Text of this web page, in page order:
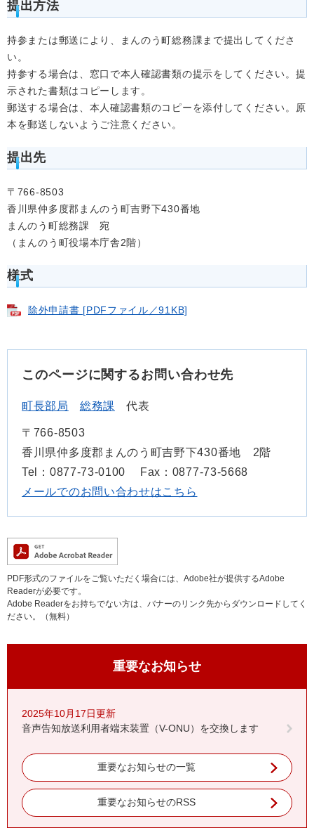
提出方法
持参または郵送により、まんのう町総務課まで提出してくださ
い。
持参する場合は、窓口で本人確認書類の提示をしてください。提
示された書類はコピーします。
郵送する場合は、本人確認書類のコピーを添付してください。原
本を郵送しないようご注意ください。
提出先
〒766-8503
香川県仲多度郡まんのう町吉野下430番地
まんのう町総務課 宛
（まんのう町役場本庁舎2階）
様式
除外申請書 [PDFファイル／91KB]
このページに関するお問い合わせ先
町長部局 総務課 代表
〒766-8503
香川県仲多度郡まんのう町吉野下430番地 2階
Tel：0877-73-0100
Fax：0877-73-5668
メールでのお問い合わせはこちら
PDF形式のファイルをご覧いただく場合には、Adobe社が提供するAdobe
Readerが必要です。
Adobe Readerをお持ちでない方は、バナーのリンク先からダウンロードしてく
ださい。（無料）
重要なお知らせ
2025年10月17日更新
音声告知放送利用者端末装置（V-ONU）を交換します
重要なお知らせの一覧
重要なお知らせのRSS